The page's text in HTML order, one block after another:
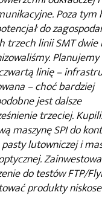
Poza tym
do
trzech linii SMT
linię –
– choć bardziej
jest dalsze
trzeciej.
maszynę SPI do
lutowniczej i
do testów FTP/
produkty